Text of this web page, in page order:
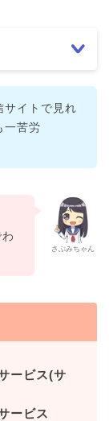
サイトで見れ
一苦労
さぶみちゃん
ービス(サ
ービス